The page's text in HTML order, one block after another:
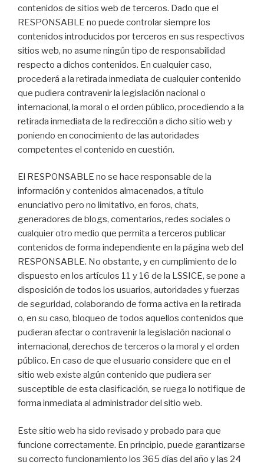
contenidos de sitios web de terceros. Dado que el
RESPONSABLE no puede controlar siempre los
contenidos introducidos por terceros en sus respectivos
sitios web, no asume ningún tipo de responsabilidad
respecto a dichos contenidos. En cualquier caso,
procederá a la retirada inmediata de cualquier contenido
que pudiera contravenir la legislación nacional o
internacional, la moral o el orden público, procediendo a la
retirada inmediata de la redirección a dicho sitio web y
poniendo en conocimiento de las autoridades
competentes el contenido en cuestión.
El RESPONSABLE no se hace responsable de la
información y contenidos almacenados, a título
enunciativo pero no limitativo, en foros, chats,
generadores de blogs, comentarios, redes sociales o
cualquier otro medio que permita a terceros publicar
contenidos de forma independiente en la página web del
RESPONSABLE. No obstante, y en cumplimiento de lo
dispuesto en los artículos 11 y 16 de la LSSICE, se pone a
disposición de todos los usuarios, autoridades y fuerzas
de seguridad, colaborando de forma activa en la retirada
o, en su caso, bloqueo de todos aquellos contenidos que
pudieran afectar o contravenir la legislación nacional o
internacional, derechos de terceros o la moral y el orden
público. En caso de que el usuario considere que en el
sitio web existe algún contenido que pudiera ser
susceptible de esta clasificación, se ruega lo notifique de
forma inmediata al administrador del sitio web.
Este sitio web ha sido revisado y probado para que
funcione correctamente. En principio, puede garantizarse
su correcto funcionamiento los 365 días del año y las 24